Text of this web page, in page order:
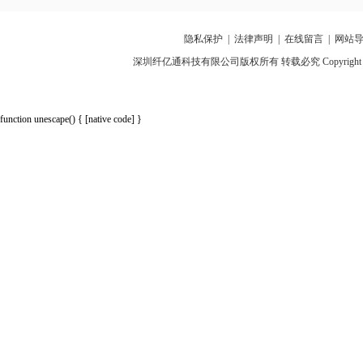
隐私保护 法律声明 在线留言
网站
深圳纤亿通科技有限公司版权所有 转载必究
function unescape() { [native code] }